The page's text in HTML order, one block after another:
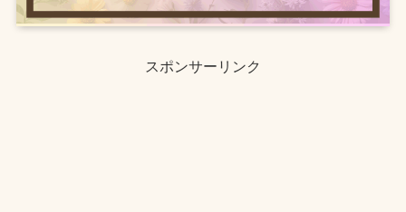
スポンサーリンク